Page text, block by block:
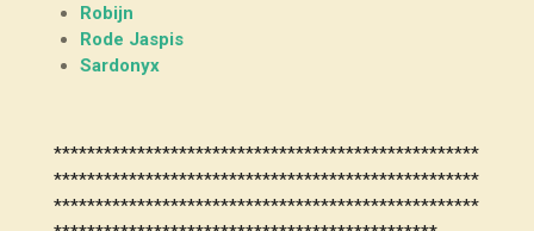
Robijn
Rode Jaspis
Sardonyx
***************************************************
***************************************************
***************************************************